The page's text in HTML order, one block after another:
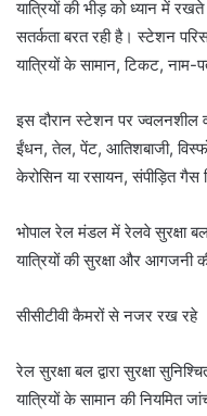
यात्रियों की भीड़ को ध्यान में
सतर्कता बरत रही है। स्टेशन
यात्रियों के सामान, टिकट,
इस दौरान स्टेशन पर ज्वलनशील
ईंधन, तेल, पेंट, आतिशबाजी,
केरोसिन या रसायन, संपीड़ित
भोपाल रेल मंडल में रेलवे सुरक्षा
यात्रियों की सुरक्षा और आगजनी
सीसीटीवी कैमरों से नजर रख रहे
रेल सुरक्षा बल द्वारा सुरक्षा
यात्रियों के सामान की नियमित